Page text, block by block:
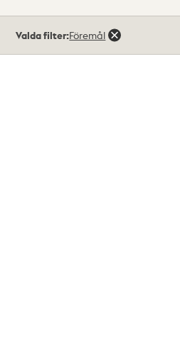
träffar
Valda filter:Föremål